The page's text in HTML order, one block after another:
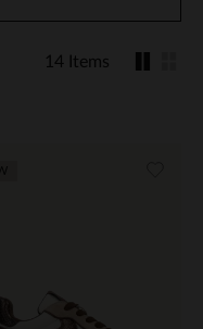
14 Items